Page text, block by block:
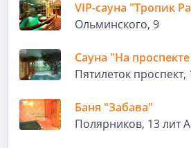
VIP-сауна "Тропик
Ольминского, 9
Сауна "На
Пятилеток проспект,
Баня "Забава"
Полярников, 13 лит А